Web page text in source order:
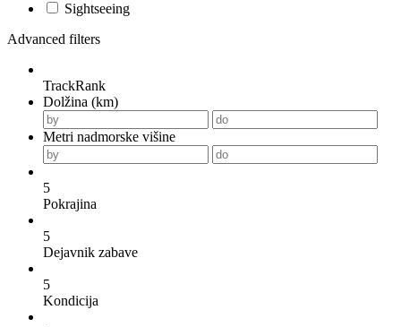
Sightseeing
Advanced filters
TrackRank
Dolžina (km)
Metri nadmorske višine
5
Pokrajina
5
Dejavnik zabave
5
Kondicija